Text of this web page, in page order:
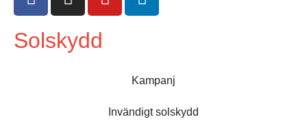
Ljusinsläpp: 0%.
Solskydd
Kampanj
Invändigt solskydd